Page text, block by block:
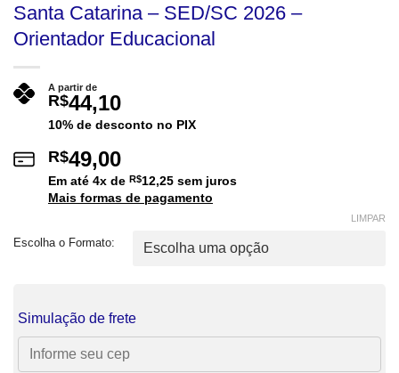
Santa Catarina – SED/SC 2026 –
Orientador Educacional
A partir de
R$44,10
10% de desconto no PIX
R$49,00
Em até 4x de R$12,25 sem juros
Mais formas de pagamento
Escolha o Formato:
LIMPAR
Simulação de frete